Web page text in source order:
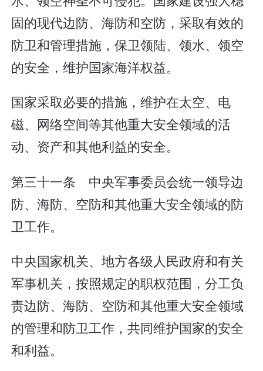
固的现代边防、海防和空防，采取有效的
防卫和管理措施，保卫领陆、领水、领空
的安全，维护国家海洋权益。
国家采取必要的措施，维护在太空、电
磁、网络空间等其他重大安全领域的活
动、资产和其他利益的安全。
第三十一条 中央军事委员会统一领导边
防、海防、空防和其他重大安全领域的防
卫工作。
中央国家机关、地方各级人民政府和有关
军事机关，按照规定的职权范围，分工负
责边防、海防、空防和其他重大安全领域
的管理和防卫工作，共同维护国家的安全
和利益。